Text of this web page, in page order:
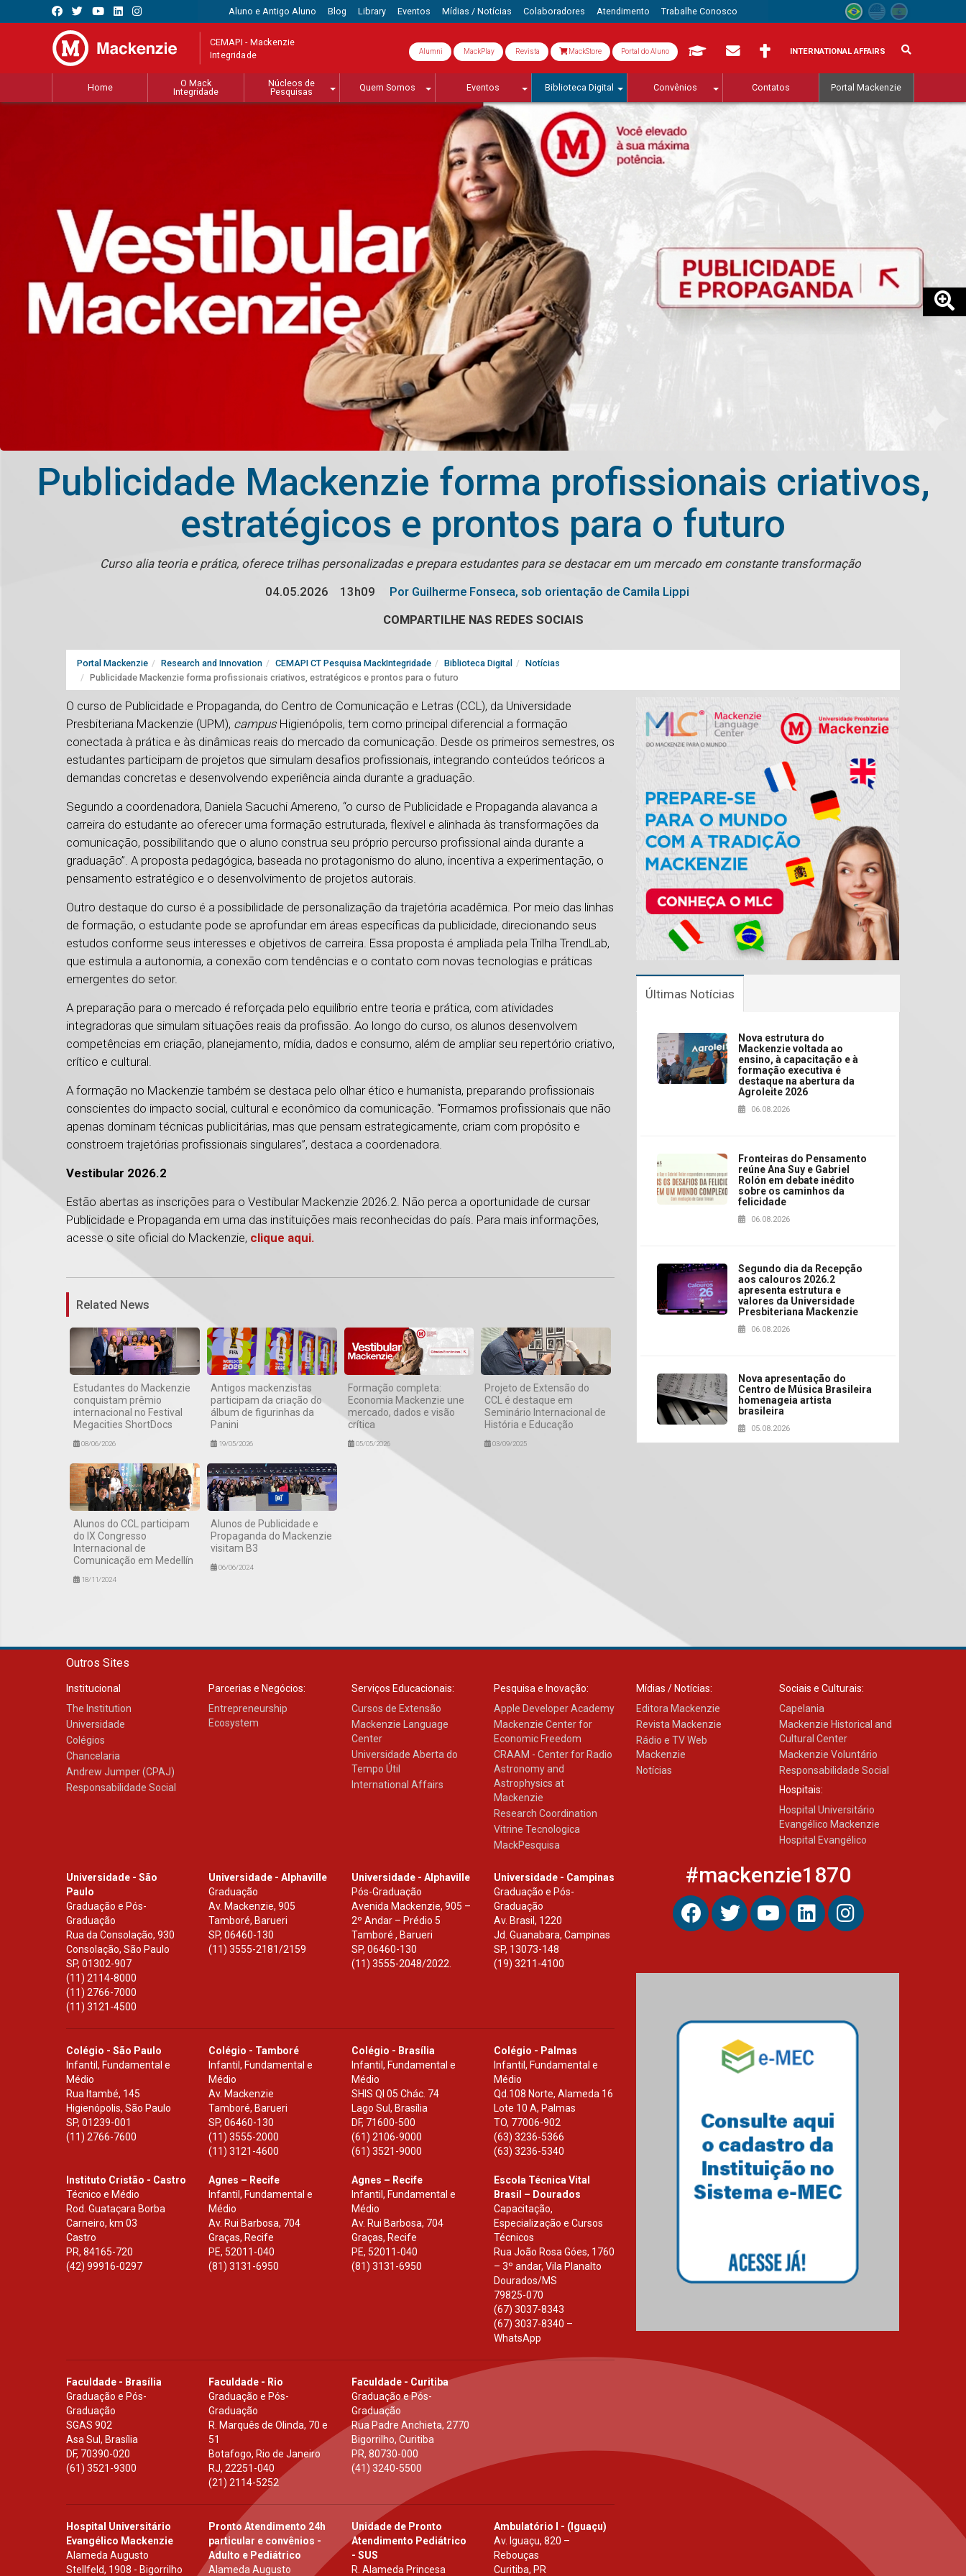
Aluno e Antigo Aluno Blog Library Eventos Mídias / Notícias Colaboradores Atendimento Trabalhe Conosco
CEMAPI - Mackenzie
Integridade Alumni MackPlay Revista MackStore Portal do Aluno INTERNATIONAL AFFAIRS
Home
O Mack
Integridade
Núcleos de
Pesquisas
Quem Somos Eventos Biblioteca Digital Convênios Contatos Portal Mackenzie
Publicidade Mackenzie forma profissionais criativos,
estratégicos e prontos para o futuro
Curso alia teoria e prática, oferece trilhas personalizadas e prepara estudantes para se destacar em um mercado em constante transformação
04.05.2026
13h09
Por Guilherme Fonseca, sob orientação de Camila Lippi
COMPARTILHE NAS REDES SOCIAIS
Portal Mackenzie Research and Innovation CEMAPI CT Pesquisa MackIntegridade Biblioteca Digital
Notícias
Publicidade Mackenzie forma profissionais criativos, estratégicos e prontos para o futuro
O curso de Publicidade e Propaganda, do Centro de Comunicação e Letras (CCL), da Universidade
Presbiteriana Mackenzie (UPM), campusHigienópolis, tem como principal diferencial a formação
conectada à prática e às dinâmicas reais do mercado da comunicação. Desde os primeiros semestres, os
estudantes participam de projetos que simulam desafios profissionais, integrando conteúdos teóricos a
demandas concretas e desenvolvendo experiência ainda durante a graduação.
Segundo a coordenadora, Daniela Sacuchi Amereno, “o curso de Publicidade e Propaganda alavanca a
carreira do estudante ao oferecer uma formação estruturada, flexível e alinhada às transformações da
comunicação, possibilitando que o aluno construa seu próprio percurso profissional ainda durante a
graduação”. A proposta pedagógica, baseada no protagonismo do aluno, incentiva a experimentação, o
pensamento estratégico e o desenvolvimento de projetos autorais.
Outro destaque do curso é a possibilidade de personalização da trajetória acadêmica. Por meio das linhas
de formação, o estudante pode se aprofundar em áreas específicas da publicidade, direcionando seus
estudos conforme seus interesses e objetivos de carreira. Essa proposta é ampliada pela Trilha TrendLab,
que estimula a autonomia, a conexão com tendências e o contato com novas tecnologias e práticas
emergentes do setor.
A preparação para o mercado é reforçada pelo equilíbrio entre teoria e prática, com atividades
integradoras que simulam situações reais da profissão. Ao longo do curso, os alunos desenvolvem
competências em criação, planejamento, mídia, dados e consumo, além de ampliar seu repertório criativo,
crítico e cultural.
A formação no Mackenzie também se destaca pelo olhar ético e humanista, preparando profissionais
conscientes do impacto social, cultural e econômico da comunicação. “Formamos profissionais que não
apenas dominam técnicas publicitárias, mas que pensam estrategicamente, criam com propósito e
constroem trajetórias profissionais singulares”, destaca a coordenadora.
Vestibular 2026.2
Estão abertas as inscrições para o Vestibular Mackenzie 2026.2. Não perca a oportunidade de cursar
Publicidade e Propaganda em uma das instituições mais reconhecidas do país. Para mais informações,
acesse o site oficial do Mackenzie, clique aqui.
Related News
Estudantes do Mackenzie
conquistam prêmio
internacional no Festival
Megacities ShortDocs
08/06/2026
Antigos mackenzistas
participam da criação do
álbum de figurinhas da
Panini
19/05/2026
Formação completa:
Economia Mackenzie une
mercado, dados e visão
crítica
05/05/2026
Projeto de Extensão do
CCL é destaque em
Seminário Internacional de
História e Educação
03/09/2025
Alunos do CCL participam
do IX Congresso
Internacional de
Comunicação em Medellín
18/11/2024
Alunos de Publicidade e
Propaganda do Mackenzie
visitam B3
06/06/2024
Últimas Notícias
Nova estrutura do
Mackenzie voltada ao
ensino, à capacitação e à
formação executiva é
destaque na abertura da
Agroleite 2026
06.08.2026
Fronteiras do Pensamento
reúne Ana Suy e Gabriel
Rolón em debate inédito
sobre os caminhos da
felicidade
06.08.2026
Segundo dia da Recepção
aos calouros 2026.2
apresenta estrutura e
valores da Universidade
Presbiteriana Mackenzie
06.08.2026
Nova apresentação do
Centro de Música Brasileira
homenageia artista
brasileira
05.08.2026
semestre de 2026
04.08.2026
Como o Colégio Mackenzie
Brasília prepara seus
estudantes para o PAS antes
mesmo do Ensino Médio
04.08.2026
da escola
inovação e desafios da
Outros Sites
Institucional
The Institution
Universidade
Colégios
Chancelaria
Andrew Jumper (CPAJ)
Responsabilidade Social
Parcerias e Negócios:
Entrepreneurship
Ecosystem
Serviços Educacionais:
Cursos de Extensão
Mackenzie Language
Center
Universidade Aberta do
Tempo Útil
International Affairs
Pesquisa e Inovação:
Apple Developer Academy
Mackenzie Center for
Economic Freedom
CRAAM - Center for Radio
Astronomy and
Astrophysics at
Mackenzie
Research Coordination
Vitrine Tecnologica
MackPesquisa
Mídias / Notícias:
Editora Mackenzie
Revista Mackenzie
Rádio e TV Web
Mackenzie
Notícias
Sociais e Culturais:
Capelania
Mackenzie Historical and
Cultural Center
Mackenzie Voluntário
Responsabilidade Social
Hospitais:
Hospital Universitário
Evangélico Mackenzie
Hospital Evangélico
Universidade - São
Paulo
Graduação e Pós-
Graduação
Rua da Consolação, 930
Consolação, São Paulo
SP, 01302-907
(11) 2114-8000
(11) 2766-7000
(11) 3121-4500
Universidade - Alphaville
Graduação
Av. Mackenzie, 905
Tamboré, Barueri
SP,06460-130
(11) 3555-2181/2159
Universidade - Alphaville
Pós-Graduação
Avenida Mackenzie, 905 –
2º Andar – Prédio 5
Tamboré , Barueri
SP, 06460-130
(11) 3555-2048/2022.
Universidade - Campinas
Graduação e Pós-
Graduação
Av. Brasil, 1220
Jd. Guanabara, Campinas
SP, 13073-148
(19) 3211-4100
Colégio - São Paulo
Infantil, Fundamental e
Médio
Rua Itambé, 145
Higienópolis, São Paulo
SP, 01239-001
(11) 2766-7600
Colégio - Tamboré
Infantil, Fundamental e
Médio
Av. Mackenzie
Tamboré, Barueri
SP,06460-130
(11) 3555-2000
(11) 3121-4600
Colégio - Brasília
Infantil, Fundamental e
Médio
SHIS Ql 05 Chác. 74
Lago Sul, Brasília
DF, 71600-500
(61) 2106-9000
(61) 3521-9000
Colégio - Palmas
Infantil, Fundamental e
Médio
Qd.108 Norte, Alameda 16
Lote 10 A, Palmas
TO, 77006-902
(63) 3236-5366
(63) 3236-5340
Instituto Cristão - Castro
Técnico e Médio
Rod. Guataçara Borba
Carneiro, km 03
Castro
PR, 84165-720
(42) 99916-0297
Agnes – Recife
Infantil, Fundamental e
Médio
Av. Rui Barbosa, 704
Graças, Recife
PE, 52011-040
(81) 3131-6950
Agnes – Recife
Infantil, Fundamental e
Médio
Av. Rui Barbosa, 704
Graças, Recife
PE, 52011-040
(81) 3131-6950
Escola Técnica Vital
Brasil – Dourados
Capacitação,
Especialização e Cursos
Técnicos
Rua João Rosa Góes, 1760
– 3º andar, Vila Planalto
Dourados/MS
79825-070
(67) 3037-8343
(67) 3037-8340 –
WhatsApp
Faculdade - Brasília
Graduação e Pós-
Graduação
SGAS 902
Asa Sul, Brasília
DF, 70390-020
(61) 3521-9300
Faculdade - Rio
Graduação e Pós-
Graduação
R. Marquês de Olinda, 70 e
51
Botafogo, Rio de Janeiro
RJ,22251-040
(21) 2114-5252
Faculdade - Curitiba
Graduação e Pós-
Graduação
Rua Padre Anchieta, 2770
Bigorrilho, Curitiba
PR, 80730-000
(41) 3240-5500
Hospital Universitário
Evangélico Mackenzie
Alameda Augusto
Stellfeld, 1908 - Bigorrilho
Pronto Atendimento 24h
particular e convênios -
Adulto e Pediátrico
Alameda Augusto
Unidade de Pronto
Atendimento Pediátrico
- SUS
R. Alameda Princesa
Ambulatório I - (Iguaçu)
Av. Iguaçu, 820 –
Rebouças
Curitiba, PR
#mackenzie1870